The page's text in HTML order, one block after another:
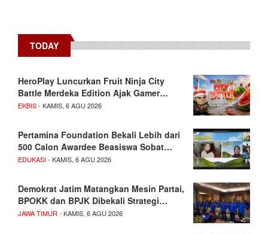
TODAY
HeroPlay Luncurkan Fruit Ninja City
Battle Merdeka Edition Ajak Gamer…
EKBIS- KAMIS, 6 AGU 2026
Pertamina Foundation Bekali Lebih dari
500 Calon Awardee Beasiswa Sobat…
EDUKASI- KAMIS, 6 AGU 2026
Demokrat Jatim Matangkan Mesin Partai,
BPOKK dan BPJK Dibekali Strategi…
JAWA TIMUR- KAMIS, 6 AGU 2026